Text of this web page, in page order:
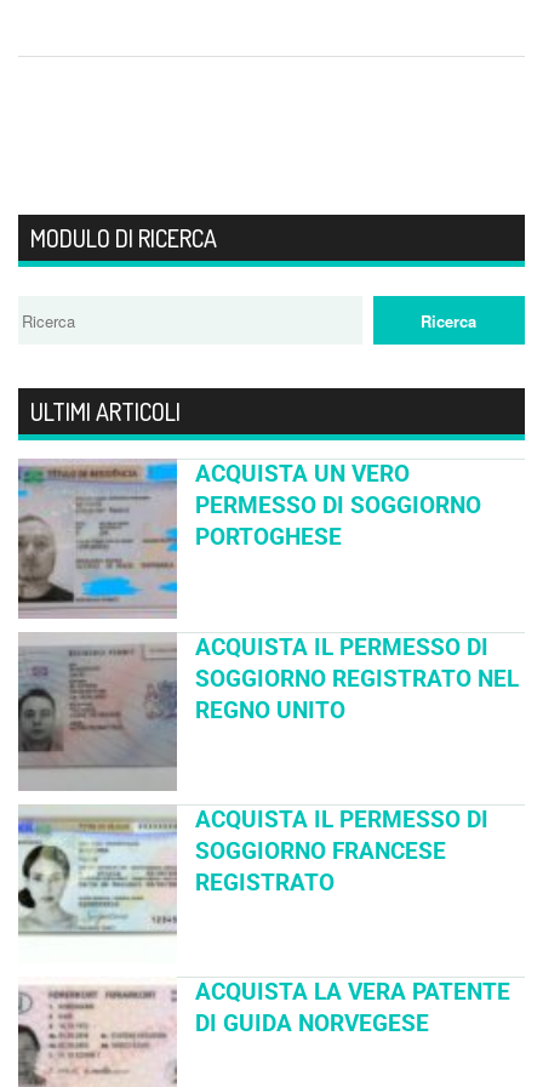
MODULO DI RICERCA
ULTIMI ARTICOLI
ACQUISTA UN VERO
PERMESSO DI SOGGIORNO
PORTOGHESE
ACQUISTA IL PERMESSO DI
SOGGIORNO REGISTRATO NEL
REGNO UNITO
ACQUISTA IL PERMESSO DI
SOGGIORNO FRANCESE
REGISTRATO
ACQUISTA LA VERA PATENTE
DI GUIDA NORVEGESE